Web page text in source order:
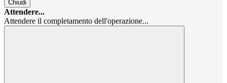
Chiudi
Attendere...
Attendere il completamento dell'operazione...